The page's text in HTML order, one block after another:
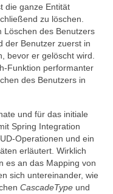
die ganze Entität
zu löschen.
Löschen des Benutzers
der Benutzer zuerst in
bevor er gelöscht wird.
Funktion performanter
des Benutzers in
und für das initiale
Spring Integration
Operationen und ein
erläutert. Wirklich
es an das Mapping von
sich untereinander, wie
CascadeType und